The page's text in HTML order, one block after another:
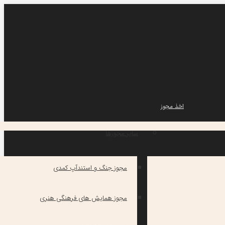
اخذ مجوز
سایر مجوزها
مجوز جنگ و استندآپ کمدی
مجوز همایش های فرهنگی هنری